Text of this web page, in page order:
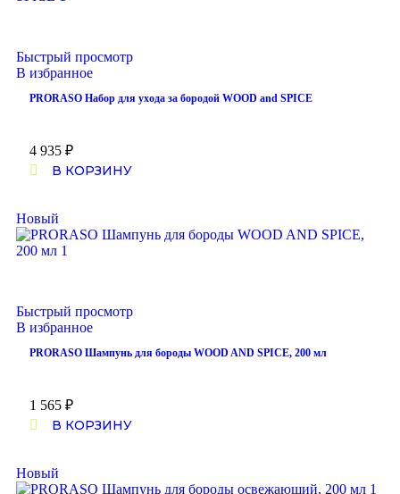
Быстрый просмотр
В избранное
PRORASO Набор для ухода за бородой WOOD and SPICE
4 935 ₽
В КОРЗИНУ
Новый
Быстрый просмотр
В избранное
PRORASO Шампунь для бороды WOOD AND SPICE, 200 мл
1 565 ₽
В КОРЗИНУ
Новый